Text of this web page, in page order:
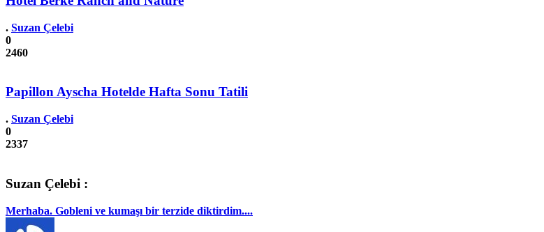
. Suzan Çelebi
0
2460
Papillon Ayscha Hotelde Hafta Sonu Tatili
. Suzan Çelebi
0
2337
Suzan Çelebi :
Merhaba. Gobleni ve kumaşı bir terzide diktirdim....